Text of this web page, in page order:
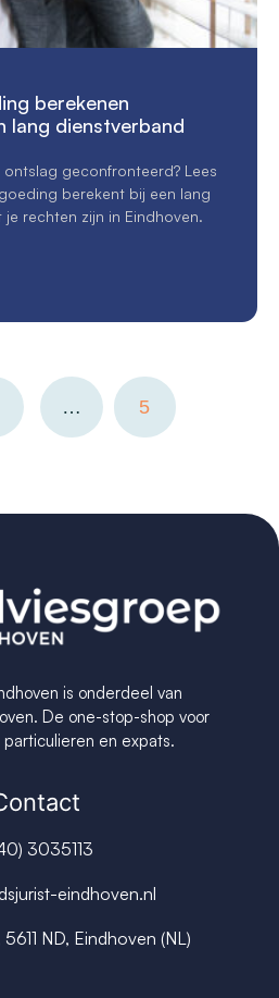
berekenen
lang dienstverband
geconfronteerd? Lees
berekent bij een lang
rechten zijn in Eindhoven.
… 5
is onderdeel van
De one-stop-shop voor
en expats.
3035113
eindhoven.nl
ND, Eindhoven (NL)